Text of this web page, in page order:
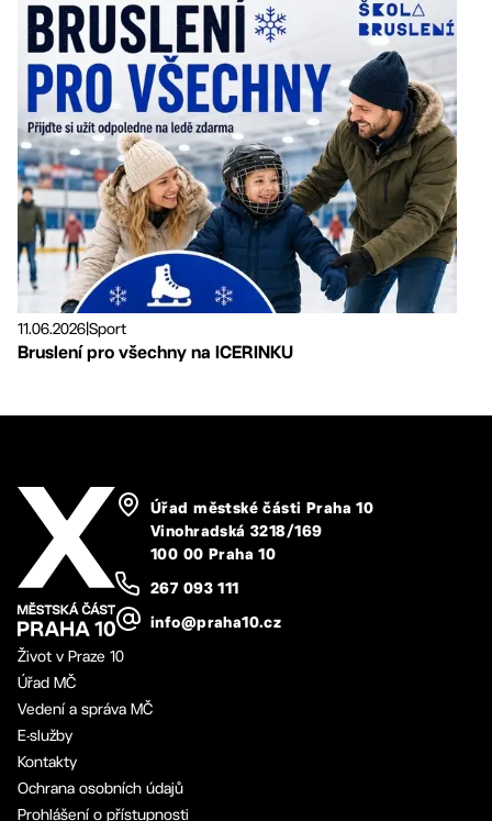
11.06.2026|Sport
Bruslení pro všechny na ICERINKU
Úřad městské části Praha 10
Vinohradská 3218/169
100 00 Praha 10
267 093 111
info@praha10.cz
Život v Praze 10
Úřad MČ
Vedení a správa MČ
E-služby
Kontakty
Ochrana osobních údajů
Prohlášení o přístupnosti